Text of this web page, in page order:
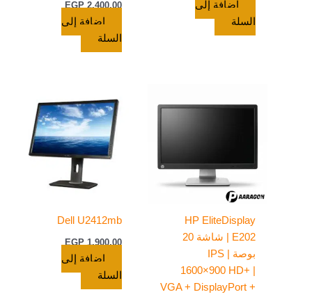
إضافة إلى
السلة
EGP2.400,00
إضافة إلى
السلة
HP EliteDisplay
E202 | شاشة 20
بوصة IPS |
1600×900 HD+ |
VGA + DisplayPort +
Dell U2412mb
EGP1.900,00
إضافة إلى
السلة